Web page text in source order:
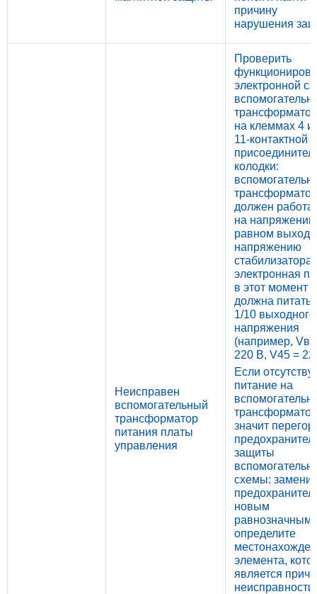
причину
нарушения
Неисправен
вспомогательный
трансформатор
питания платы
управления
Проверить
электронной
на клеммах 4 и
11-контактной
колодки:
трансформатор
должен
на напряжении
равном
напряжению
стабилизатора
электронная
в этот момент
должна
1/10 выходного
напряжения
(например,
220 В, V45 =
Если
питание на
значит
защиты
схемы:
новым
равнозначным
определите
элемента,
является
неисправности.